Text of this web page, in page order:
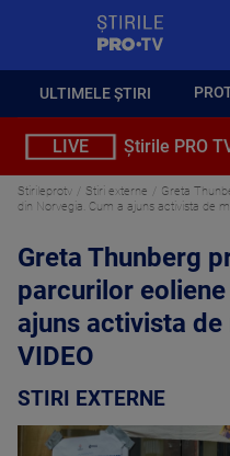
ULTIMELE ȘTIRI
LIVE Știrile PRO
Stirileprotv Stiri externe
Greta
din Norvegia. Cum a ajuns activista de
Greta Thunberg
parcurilor
ajuns activista
VIDEO
STIRI EXTERNE